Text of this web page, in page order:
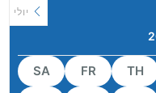
יולי
TH
FR
SA